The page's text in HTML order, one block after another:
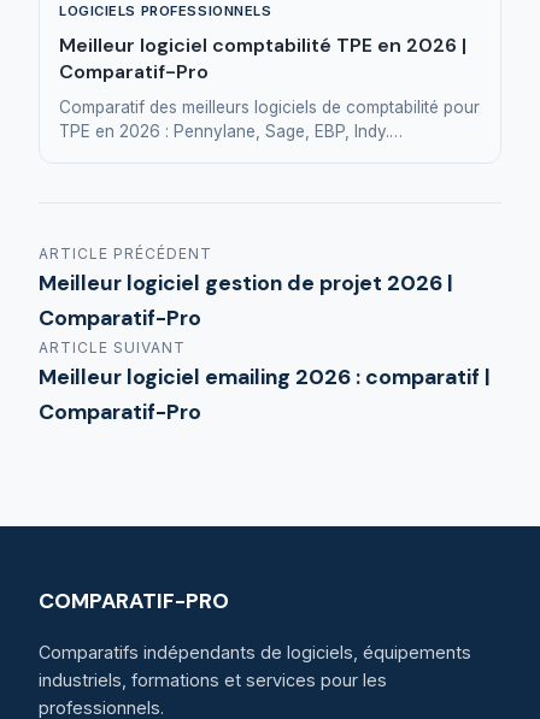
LOGICIELS PROFESSIONNELS
Meilleur logiciel comptabilité TPE en 2026 |
Comparatif-Pro
Comparatif des meilleurs logiciels de comptabilité pour
TPE en 2026 : Pennylane, Sage, EBP, Indy.
ARTICLE PRÉCÉDENT
Meilleur logiciel gestion de projet 2026 |
Comparatif-Pro
ARTICLE SUIVANT
Meilleur logiciel emailing 2026 : comparatif |
Comparatif-Pro
COMPARATIF-PRO
Comparatifs indépendants de logiciels, équipements
industriels, formations et services pour les
professionnels.